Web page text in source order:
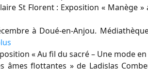
St Florent : Exposition « Manège
à Doué-en-Anjou.
« Au fil du sacré – Une mode en
âmes flottantes » de Ladislas